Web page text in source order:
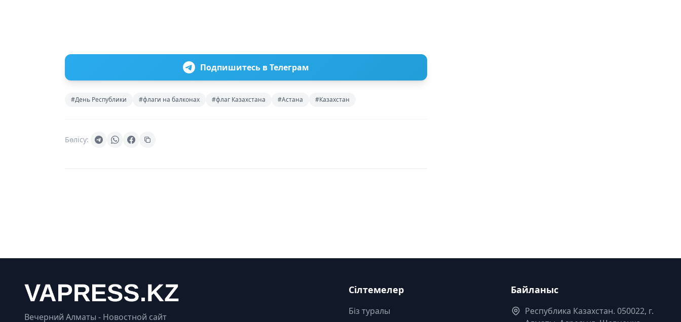
Подпишитесь в Телеграм
#День Республики #флаги на балконах #флаг Казахстана #Астана #Казахстан
Бөлісу:
Вечерний Алматы - Новостной сайт
Сілтемелер
Біз туралы
Байланыс
Республика Казахстан. 050022, г.